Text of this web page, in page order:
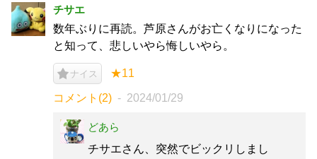
チサエ
数年ぶりに再読。芦原さんがお亡くなりになった
と知って、悲しいやら悔しいやら。
ナイス ★11
コメント(2) 2024/01/29
どあら
チサエさん、突然でビックリしまし